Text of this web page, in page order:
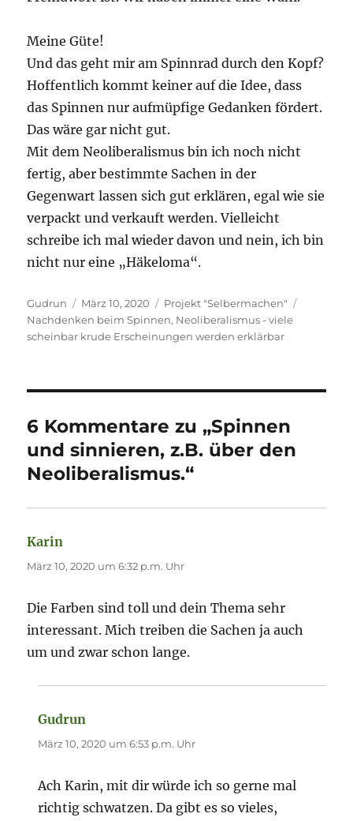
Meine Güte!
Und das geht mir am Spinnrad durch den Kopf?
Hoffentlich kommt keiner auf die Idee, dass
das Spinnen nur aufmüpfige Gedanken fördert.
Das wäre gar nicht gut.
Mit dem Neoliberalismus bin ich noch nicht
fertig, aber bestimmte Sachen in der
Gegenwart lassen sich gut erklären, egal wie sie
verpackt und verkauft werden. Vielleicht
schreibe ich mal wieder davon und nein, ich bin
nicht nur eine „Häkeloma“.
Autor
Gudrun
Veröffentlicht
am
März 10, 2020 Kategorien
Projekt "Selbermachen"
Nachdenken beim Spinnen, Neoliberalismus - viele
scheinbar krude Erscheinungen werden erklärbar
6 Kommentare zu „Spinnen
und sinnieren, z.B. über den
Neoliberalismus.“
Karin
März 10, 2020 um 6:32 p.m. Uhr
Die Farben sind toll und dein Thema sehr
interessant. Mich treiben die Sachen ja auch
um und zwar schon lange.
Gudrun
März 10, 2020 um 6:53 p.m. Uhr
Ach Karin, mit dir würde ich so gerne mal
richtig schwatzen. Da gibt es so vieles,